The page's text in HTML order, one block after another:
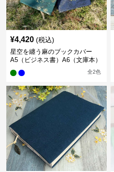
¥4,420 (税込)
星空を纏う麻のブックカバー
A5（ビジネス書）A6（文庫本）
全2色